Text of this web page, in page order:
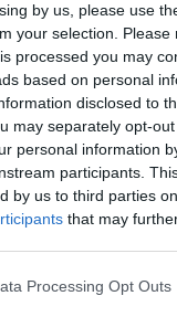
by us, please use
your selection.
processed you may
based on personal
disclosed to
may separately opt-
personal information
participants.
by us to third parties
that may
this website/app uses
Processing Opt Outs
között olyan
Sandler és több
Khan, Sara Ali
Kapoor és
sincsen vége az
is hátravan,
eseményt tervez a
Facebook Twitter
,milliárdos,